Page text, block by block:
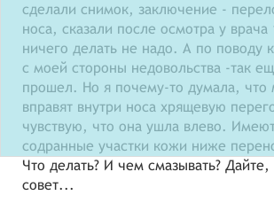
сделали снимок, заключение -
носа, сказали после осмотра у врача
ничего делать не надо. А по поводу
с моей стороны недовольства -так
прошел. Но я почему-то думала, что
вправят внутри носа хрящевую
чувствую, что она ушла влево.
содранные участки кожи ниже
Что делать? И чем смазывать?
совет...